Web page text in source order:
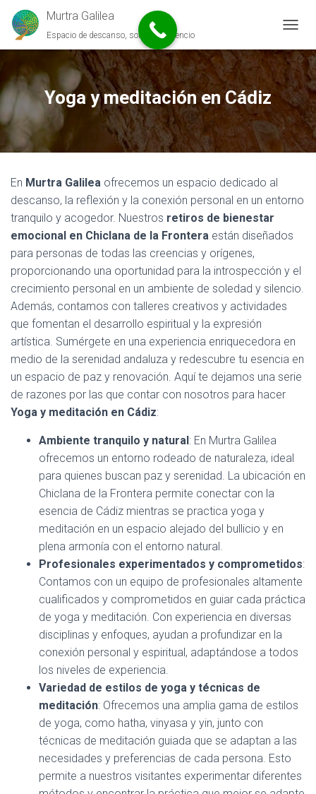
Murtra Galilea
Espacio de descanso, soledad y silencio
A
M
I
A
R
M
O
E
V
A
C
Yoga y meditación en Cádiz
En Murtra Galilea ofrecemos un espacio dedicado al
descanso, la reflexión y la conexión personal en un entorno
tranquilo y acogedor. Nuestros retiros de bienestar
emocional en Chiclana de la Frontera están diseñados
para personas de todas las creencias y orígenes,
proporcionando una oportunidad para la introspección y el
crecimiento personal en un ambiente de soledad y silencio.
Además, contamos con talleres creativos y actividades
que fomentan el desarrollo espiritual y la expresión
artística. Sumérgete en una experiencia enriquecedora en
medio de la serenidad andaluza y redescubre tu esencia en
un espacio de paz y renovación. Aquí te dejamos una serie
de razones por las que contar con nosotros para hacer
Yoga y meditación en Cádiz:
Ambiente tranquilo y natural: En Murtra Galilea
ofrecemos un entorno rodeado de naturaleza, ideal
para quienes buscan paz y serenidad. La ubicación en
Chiclana de la Frontera permite conectar con la
esencia de Cádiz mientras se practica yoga y
meditación en un espacio alejado del bullicio y en
plena armonía con el entorno natural.
Profesionales experimentados y comprometidos:
Contamos con un equipo de profesionales altamente
cualificados y comprometidos en guiar cada práctica
de yoga y meditación. Con experiencia en diversas
disciplinas y enfoques, ayudan a profundizar en la
conexión personal y espiritual, adaptándose a todos
los niveles de experiencia.
Variedad de estilos de yoga y técnicas de
meditación: Ofrecemos una amplia gama de estilos
de yoga, como hatha, vinyasa y yin, junto con
técnicas de meditación guiada que se adaptan a las
necesidades y preferencias de cada persona. Esto
permite a nuestros visitantes experimentar diferentes